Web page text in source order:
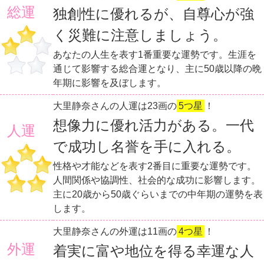
総運
独創性に優れるが、自尊心が強
く災難に注意しましょう。
あなたの人生を表す1番重要な運勢です。生涯を
通じて影響する総合運となり、主に50歳以降の晩
年期に影響を及ぼします。
人運
大里静奈さんの人運は23画の5つ星 ！
想像力に優れ活力がある。一代
で成功し名誉を手に入れる。
性格や才能などを表す2番目に重要な運勢です。
人間関係や協調性、社会的な成功に影響します。
主に20歳から50歳ぐらいまでの中年期の運勢を表
します。
外運
大里静奈さんの外運は11画の4つ星 ！
着実に富や地位を得る幸運な人